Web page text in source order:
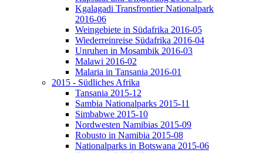
Kgalagadi Transfrontier Nationalpark
2016-06
Weingebiete in Südafrika 2016-05
Wiederreinreise Südafrika 2016-04
Unruhen in Mosambik 2016-03
Malawi 2016-02
Malaria in Tansania 2016-01
2015 - Südliches Afrika
Tansania 2015-12
Sambia Nationalparks 2015-11
Simbabwe 2015-10
Nordwesten Namibias 2015-09
Robusto in Namibia 2015-08
Nationalparks in Botswana 2015-06